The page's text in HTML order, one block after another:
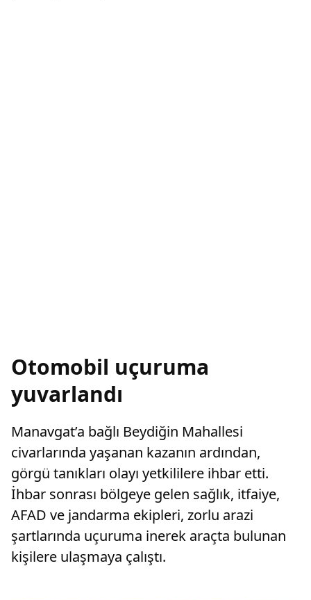
Otomobil uçuruma
yuvarlandı
Manavgat’a bağlı Beydiğin Mahallesi
civarlarında yaşanan kazanın ardından,
görgü tanıkları olayı yetkililere ihbar etti.
İhbar sonrası bölgeye gelen sağlık, itfaiye,
AFAD ve jandarma ekipleri, zorlu arazi
şartlarında uçuruma inerek araçta bulunan
kişilere ulaşmaya çalıştı.